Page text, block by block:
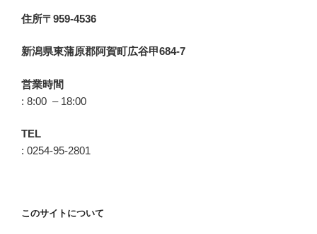
住所〒959-4536
新潟県東蒲原郡阿賀町広谷甲684-7
営業時間
: 8:00 – 18:00
TEL
: 0254-95-2801
このサイトについて